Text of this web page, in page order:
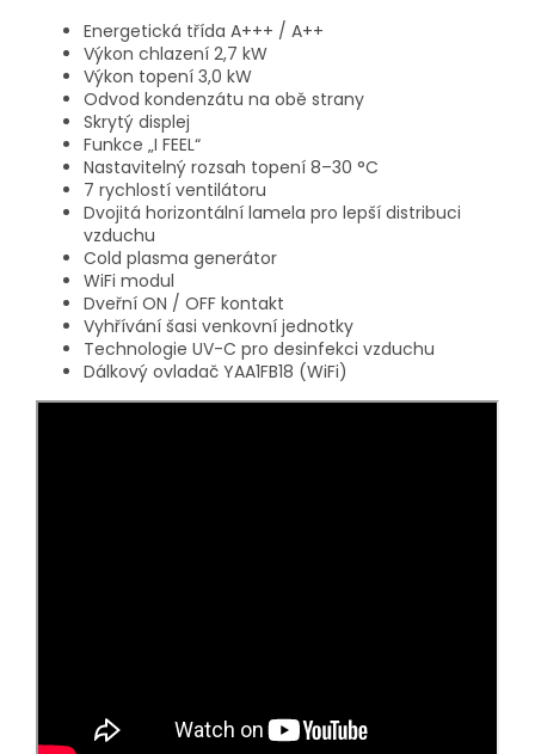
Energetická třída A+++ / A++
Výkon chlazení 2,7 kW
Výkon topení 3,0 kW
Odvod kondenzátu na obě strany
Skrytý displej
Funkce „I FEEL“
Nastavitelný rozsah topení 8–30 °C
7 rychlostí ventilátoru
Dvojitá horizontální lamela pro lepší distribuci
vzduchu
Cold plasma generátor
WiFi modul
Dveřní ON / OFF kontakt
Vyhřívání šasi venkovní jednotky
Technologie UV-C pro desinfekci vzduchu
Dálkový ovladač YAA1FB18 (WiFi)